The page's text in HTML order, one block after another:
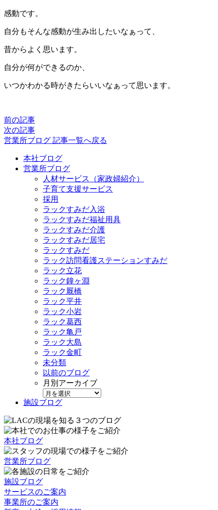
感動です。
自分もそんな感動が生み出したいなぁって、
昔からよく思います。
自分が何ができるのか、
いつかわかる時がきたらいいなぁって思います。
前の記事
次の記事
営業所ブログ 記事一覧へ戻る
本社ブログ
営業所ブログ
人材サービス（家政婦紹介）
子育て支援サービス
採用
ラックすみだ入浴
ラックすみだ福祉用具
ラックすみだ介護
ラックすみだ居宅
ラックすみだ
ラック訪問看護ステーションすみだ
ラック立花
ラック鐘ヶ淵
ラック厩橋
ラック平井
ラック小岩
ラック葛西
ラック亀戸
ラック大島
ラック金町
未分類
以前のブログ
月別アーカイブ
施設ブログ
本社ブログ
営業所ブログ
施設ブログ
サービスのご案内
事業所のご案内